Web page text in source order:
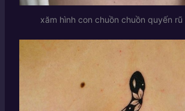
xăm hình con chuồn chuồn quyến